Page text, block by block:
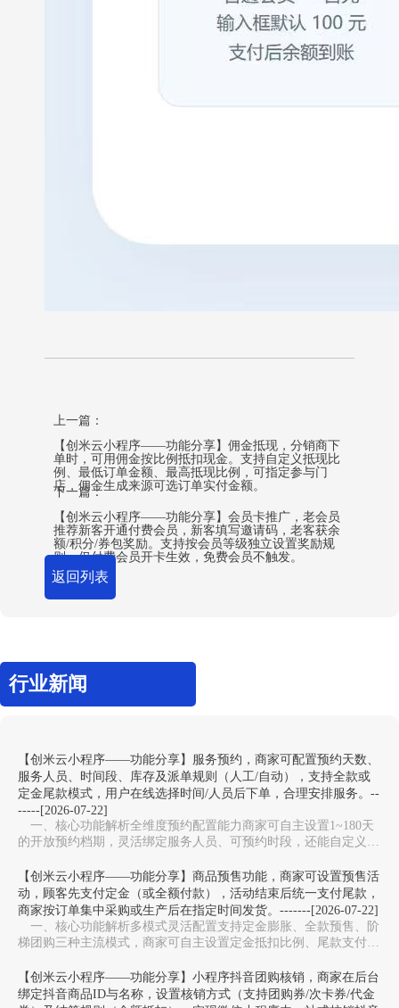
上一篇：
【创米云小程序——功能分享】佣金抵现，分销商下
单时，可用佣金按比例抵扣现金。支持自定义抵现比
例、最低订单金额、最高抵现比例，可指定参与门
店，佣金生成来源可选订单实付金额。
下一篇：
【创米云小程序——功能分享】会员卡推广，老会员
推荐新客开通付费会员，新客填写邀请码，老客获余
额/积分/券包奖励。支持按会员等级独立设置奖励规
则，仅付费会员开卡生效，免费会员不触发。
返回列表
行业新闻
【创米云小程序——功能分享】服务预约，商家可配置预约天数、
服务人员、时间段、库存及派单规则（人工/自动），支持全款或
定金尾款模式，用户在线选择时间/人员后下单，合理安排服务。--
-----[2026-07-22]
一、核心功能解析全维度预约配置能力‌商家可自主设置1~180天
的开放预约档期，灵活绑定服务人员、可预约时段，还能自定义服
【创米云小程序——功能分享】商品预售功能，商家可设置预售活
动，顾客先支付定金（或全额付款），活动结束后统一支付尾款，
商家按订单集中采购或生产后在指定时间发货。-------[2026-07-22]
一、核心功能解析多模式灵活配置‌支持定金膨胀、全款预售、阶
梯团购三种主流模式，商家可自主设置定金抵扣比例、尾款支付周
【创米云小程序——功能分享】小程序抖音团购核销，商家在后台
绑定抖音商品ID与名称，设置核销方式（支持团购券/次卡券/代金